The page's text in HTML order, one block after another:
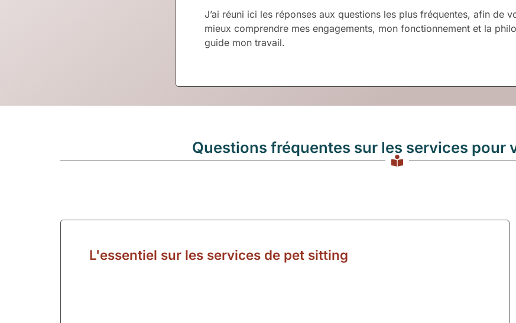
J’ai réuni ici les réponses aux questions les plus fréquentes, afin de
mieux comprendre mes engagements, mon fonctionnement et la
guide mon travail.
Questions fréquentes sur les services pour
L'essentiel sur les services de pet sitting